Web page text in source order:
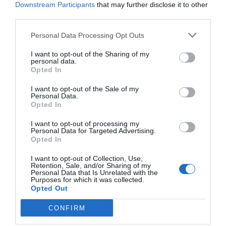
Downstream Participants that may further disclose it to other
Personal Data Processing Opt Outs
I want to opt-out of the Sharing of my
personal data.
Opted In
I want to opt-out of the Sale of my
Personal Data.
Opted In
I want to opt-out of processing my
Personal Data for Targeted Advertising.
Opted In
I want to opt-out of Collection, Use,
Retention, Sale, and/or Sharing of my
Personal Data that Is Unrelated with the
Purposes for which it was collected.
Opted Out
CONFIRM
actualidad
RELACIONADAS